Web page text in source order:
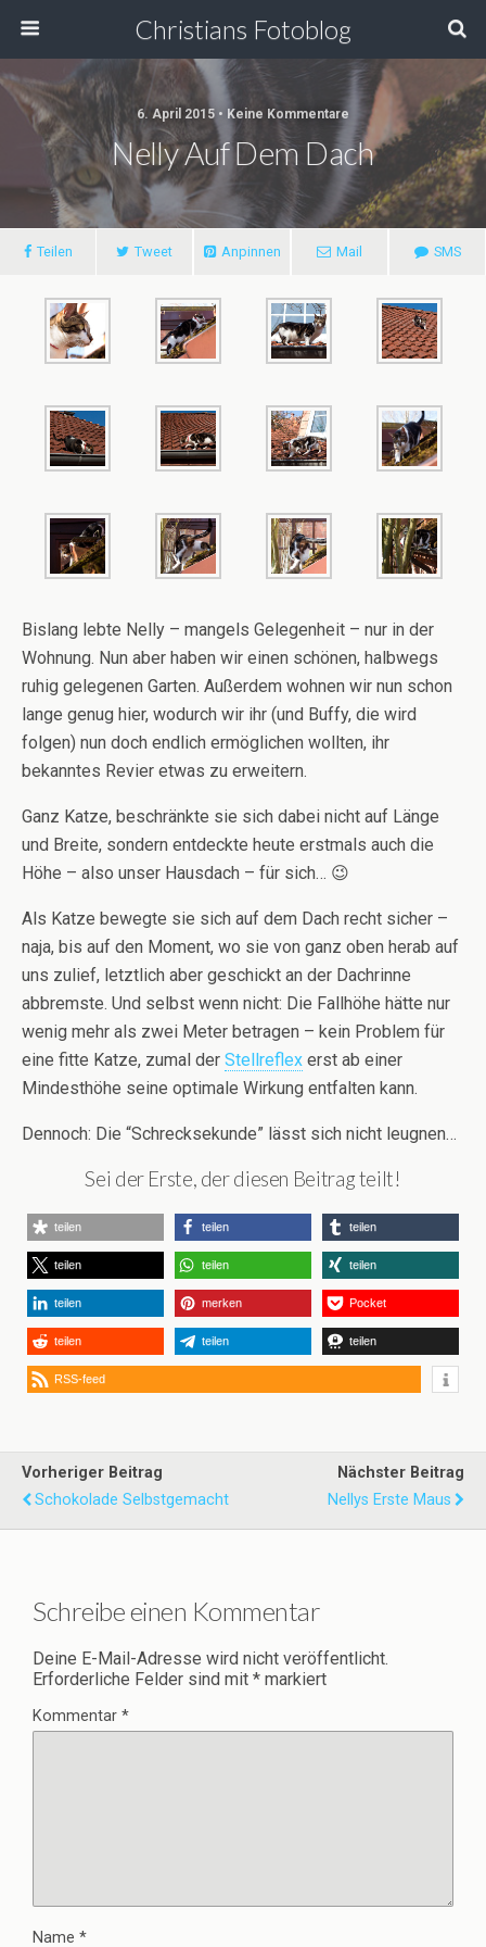
Christians Fotoblog
6. April 2015 • Keine Kommentare
Nelly Auf Dem Dach
Teilen Tweet Anpinnen Mail SMS
Bislang lebte Nelly – mangels Gelegenheit – nur in der
Wohnung. Nun aber haben wir einen schönen, halbwegs
ruhig gelegenen Garten. Außerdem wohnen wir nun schon
lange genug hier, wodurch wir ihr (und Buffy, die wird
folgen) nun doch endlich ermöglichen wollten, ihr
bekanntes Revier etwas zu erweitern.
Ganz Katze, beschränkte sie sich dabei nicht auf Länge
und Breite, sondern entdeckte heute erstmals auch die
Höhe – also unser Hausdach – für sich… 😉
Als Katze bewegte sie sich auf dem Dach recht sicher –
naja, bis auf den Moment, wo sie von ganz oben herab auf
uns zulief, letztlich aber geschickt an der Dachrinne
abbremste. Und selbst wenn nicht: Die Fallhöhe hätte nur
wenig mehr als zwei Meter betragen – kein Problem für
eine fitte Katze, zumal der Stellreflex erst ab einer
Mindesthöhe seine optimale Wirkung entfalten kann.
Dennoch: Die “Schrecksekunde” lässt sich nicht leugnen…
Sei der Erste, der diesen Beitrag teilt!
teilen teilen teilen
teilen teilen teilen
teilen merken Pocket
teilen teilen teilen
RSS-feed
Vorheriger Beitrag
Schokolade Selbstgemacht
Nächster Beitrag
Nellys Erste Maus
Schreibe einen Kommentar
Deine E-Mail-Adresse wird nicht veröffentlicht.
Erforderliche Felder sind mit * markiert
Kommentar *
Name *